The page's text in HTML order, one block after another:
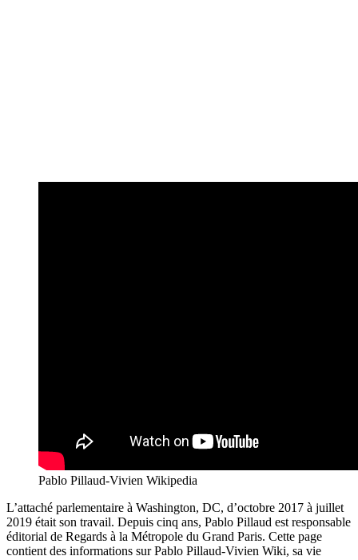
Pablo Pillaud-Vivien Wikipedia
L’attaché parlementaire à Washington, DC, d’octobre 2017 à juillet
2019 était son travail. Depuis cinq ans, Pablo Pillaud est responsable
éditorial de Regards à la Métropole du Grand Paris. Cette page
contient des informations sur Pablo Pillaud-Vivien Wiki, sa vie